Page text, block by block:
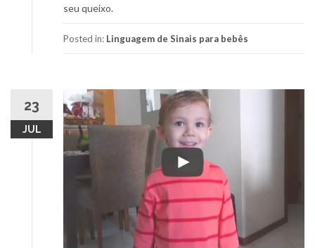
seu queixo.
Posted in: Linguagem de Sinais para bebês
23
JUL